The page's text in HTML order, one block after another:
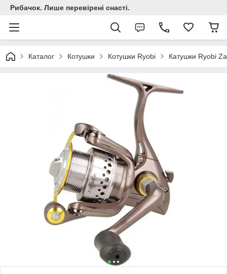
Рибачок. Лише перевірені снасті.
Каталог Котушки Котушки Ryobi Катушки Ryobi